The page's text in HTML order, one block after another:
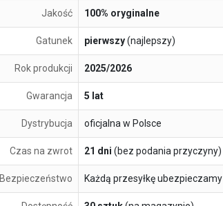
Jakość 100% oryginalne
Gatunek pierwszy(najlepszy)
Rok produkcji 2025/2026
Gwarancja 5 lat
Dystrybucja oficjalna w Polsce
Czas na zwrot 21 dni (bez podania przyczyny)
Bezpieczeństwo Każdą przesyłkę